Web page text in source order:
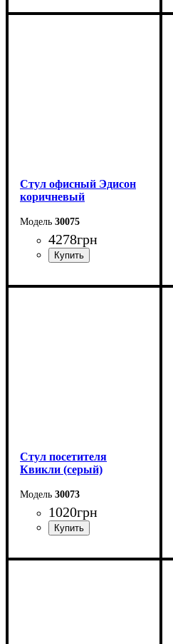
Стул офисный Эдисон
коричневый
30075
4278грн
Стул посетителя
Квикли (серый)
30073
1020грн